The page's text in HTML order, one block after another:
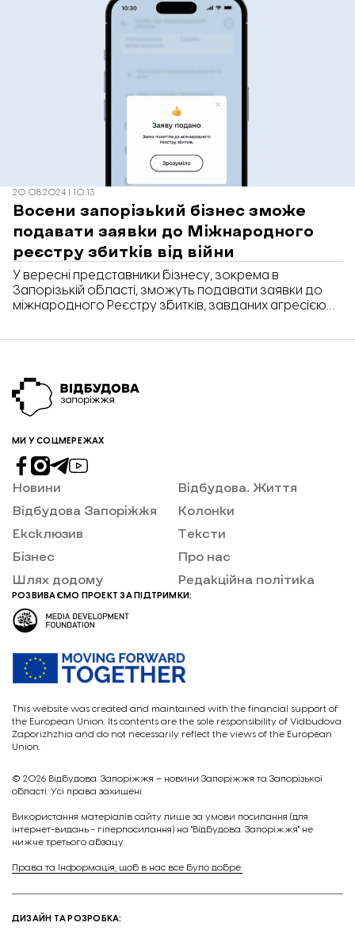
20.08.2024 | 10:13
Восени запорізький бізнес зможе
подавати заявки до Міжнародного
реєстру збитків від війни
У вересні представники бізнесу, зокрема в
Запорізькій області, зможуть подавати заявки до
міжнародного Реєстру збитків, завданих агресією
директор реєстру Маркіян Ключковський у
МИ У СОЦМЕРЕЖАХ
Новини
Відбудова Запоріжжя
Ексклюзив
Бізнес
Шлях додому
Відбудова. Життя
Колонки
Тексти
Про нас
Редакційна політика
РОЗВИВАЄМО ПРОЕКТ ЗА ПІДТРИМКИ:
This website was created and maintained with the financial support of
the European Union. Its contents are the sole responsibility of Vidbudova
Zaporizhzhia and do not necessarily reflect the views of the European
Union.
© 2026 Відбудова. Запоріжжя – новини Запоріжжя та Запорізької
області. Усі права захищені.
Викориcтання матеріалів сайту лише за умови посилання (для
інтернет-видань - гіперпосилання) на "Відбудова. Запоріжжя" не
нижче третього абзацу.
Права та Інформація, щоб в нас все було добре.
ДИЗАЙН ТА РОЗРОБКА: